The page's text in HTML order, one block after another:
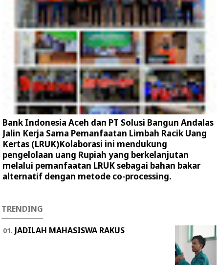
Bank Indonesia Aceh dan PT Solusi Bangun Andalas
Jalin Kerja Sama Pemanfaatan Limbah Racik Uang
Kertas (LRUK)Kolaborasi ini mendukung
pengelolaan uang Rupiah yang berkelanjutan
melalui pemanfaatan LRUK sebagai bahan bakar
alternatif dengan metode co-processing.
TRENDING
JADILAH MAHASISWA RAKUS